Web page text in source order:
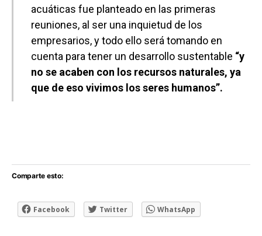
acuáticas fue planteado en las primeras
reuniones, al ser una inquietud de los
empresarios, y todo ello será tomando en
cuenta para tener un desarrollo sustentable “y
no se acaben con los recursos naturales, ya
que de eso vivimos los seres humanos”.
Comparte esto:
Facebook Twitter WhatsApp